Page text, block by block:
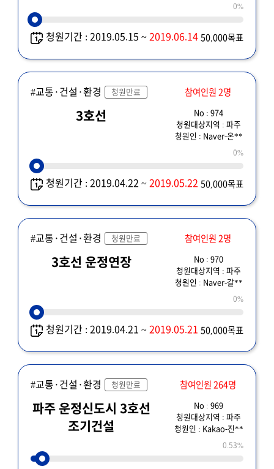
0%
청원기간 : 2019.05.15 ~2019.06.14 50,000목표
#교통·건설·환경 청원만료 참여인원 2명
3호선
No : 974
청원대상지역 : 파주
청원인 : Naver-온**
0%
청원기간 : 2019.04.22 ~2019.05.22 50,000목표
#교통·건설·환경 청원만료 참여인원 2명
3호선 운정연장
No : 970
청원대상지역 : 파주
청원인 : Naver-갈**
0%
청원기간 : 2019.04.21 ~2019.05.21 50,000목표
#교통·건설·환경 청원만료 참여인원 264명
파주 운정신도시 3호선
조기건설
No : 969
청원대상지역 : 파주
청원인 : Kakao-진**
0.53%